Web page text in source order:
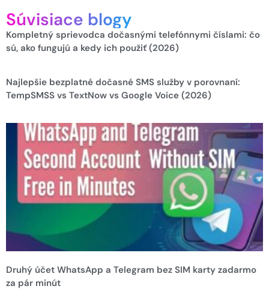
Súvisiace blogy
Kompletný sprievodca dočasnými telefónnymi číslami: čo
sú, ako fungujú a kedy ich použiť (2026)
Najlepšie bezplatné dočasné SMS služby v porovnaní:
TempSMSS vs TextNow vs Google Voice (2026)
Druhý účet WhatsApp a Telegram bez SIM karty zadarmo
za pár minút